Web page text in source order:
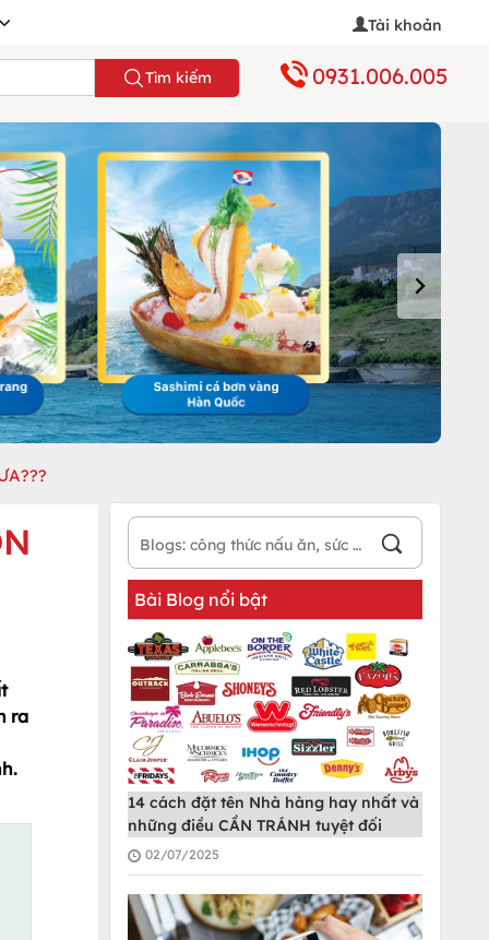
Tài khoản
Tìm kiếm 0931.006.005
ra
Bài Blog nổi bật
14 cách đặt tên Nhà hàng hay nhất và
những điều CẦN TRÁNH tuyệt đối
02/07/2025